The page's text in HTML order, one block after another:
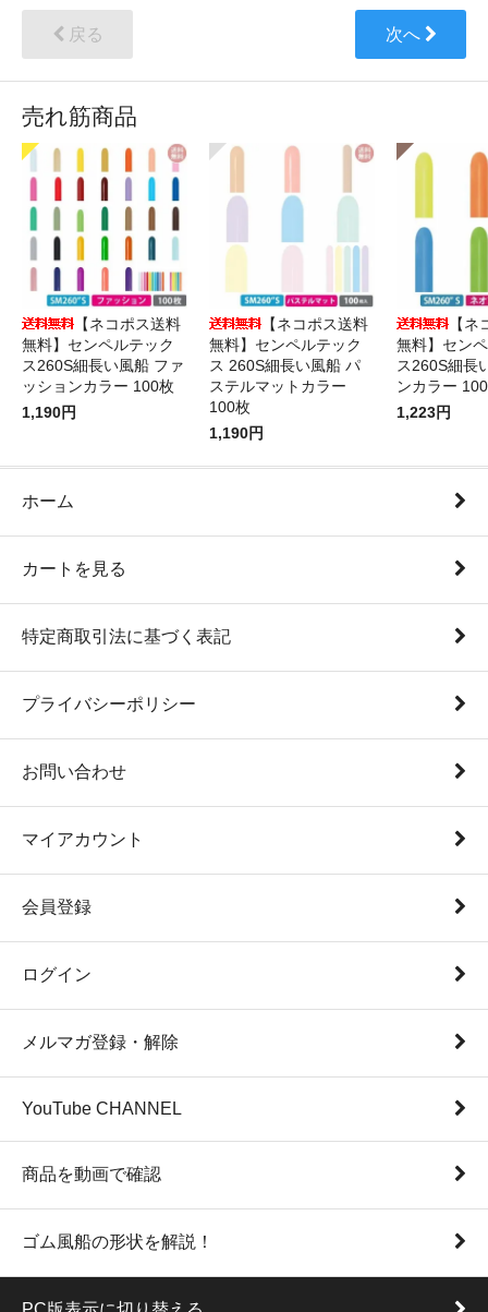
戻る 次へ
売れ筋商品
【ネコポス送料
無料】センペルテック
ス260S細長い風船 ファ
ッションカラー 100枚
1,190円
【ネコポス送料
無料】センペルテック
ス 260S細長い風船 パ
ステルマットカラー
100枚
1,190円
【
無料】セン
ス260S細長
ンカラー
1,223円
ホーム
カートを見る
特定商取引法に基づく表記
プライバシーポリシー
お問い合わせ
マイアカウント
会員登録
ログイン
メルマガ登録・解除
YouTube CHANNEL
商品を動画で確認
ゴム風船の形状を解説！